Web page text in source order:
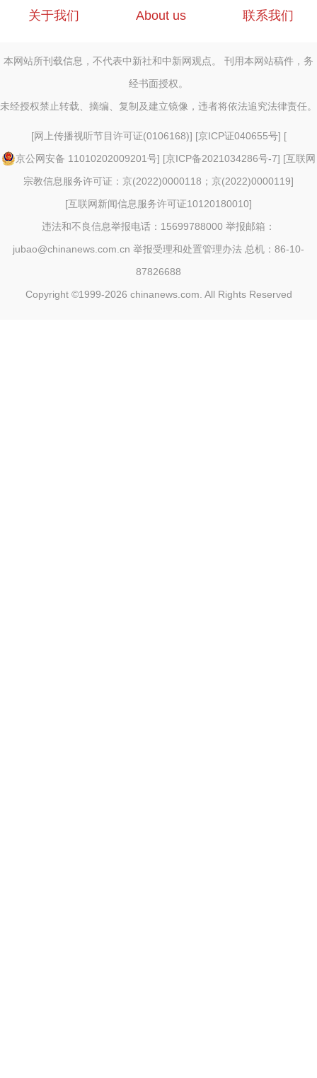
关于我们 About us 联系我们
本网站所刊载信息，不代表中新社和中新网观点。 刊用本网站稿件，务
经书面授权。
未经授权禁止转载、摘编、复制及建立镜像，违者将依法追究法律责任。
[网上传播视听节目许可证(0106168)] [京ICP证040655号] [
京公网安备 11010202009201号] [京ICP备2021034286号-7] [互联网
宗教信息服务许可证：京(2022)0000118；京(2022)0000119]
[互联网新闻信息服务许可证10120180010]
违法和不良信息举报电话：15699788000 举报邮箱：
jubao@chinanews.com.cn 举报受理和处置管理办法 总机：86-10-
87826688
Copyright ©1999-2026 chinanews.com. All Rights Reserved